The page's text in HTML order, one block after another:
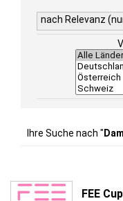
nach Relevanz
Ihre Suche nach "
FEE Cup